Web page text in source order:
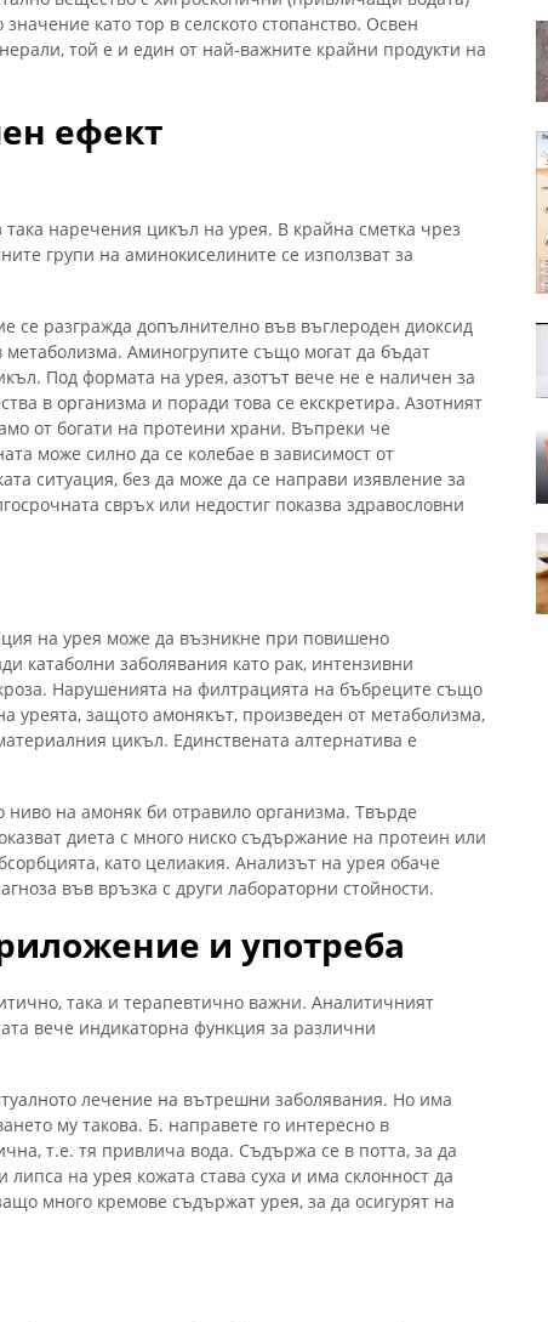
като тор в селското стопанство. Освен
той е и един от най-важните крайни продукти на
ефект
така наречения цикъл на урея. В крайна сметка чрез
групи на аминокиселините се използват за
се разгражда допълнително във въглероден диоксид
метаболизма. Аминогрупите също могат да бъдат
Под формата на урея, азотът вече не е наличен за
в организма и поради това се екскретира. Азотният
от богати на протеини храни. Въпреки че
може силно да се колебае в зависимост от
ситуация, без да може да се направи изявление за
свръх или недостиг показва здравословни
на урея може да възникне при повишено
катаболни заболявания като рак, интензивни
Нарушенията на филтрацията на бъбреците също
уреята, защото амонякът, произведен от метаболизма,
цикъл. Единствената алтернатива е
на амоняк би отравило организма. Твърде
диета с много ниско съдържание на протеин или
като целиакия. Анализът на урея обаче
във връзка с други лабораторни стойности.
и употреба
така и терапевтично важни. Аналитичният
вече индикаторна функция за различни
лечение на вътрешни заболявания. Но има
му такова. Б. направете го интересно в
т.е. тя привлича вода. Съдържа се в потта, за да
на урея кожата става суха и има склонност да
много кремове съдържат урея, за да осигурят на